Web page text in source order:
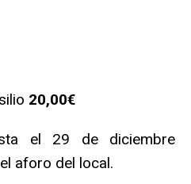
20,00€
el 29 de diciembre
aforo del local.